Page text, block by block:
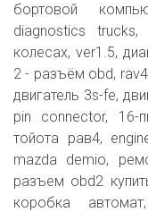
бортовой
diagnostics
колесах, ver1.5,
2 - разъём obd,
двигатель 3s-fe,
pin connector, 16-
тойота рав4,
mazda demio,
разъем obd2
коробка